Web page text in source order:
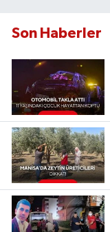
Son Haberler